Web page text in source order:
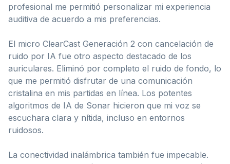
profesional me permitió personalizar mi experiencia
auditiva de acuerdo a mis preferencias.
El micro ClearCast Generación 2 con cancelación de
ruido por IA fue otro aspecto destacado de los
auriculares. Eliminó por completo el ruido de fondo, lo
que me permitió disfrutar de una comunicación
cristalina en mis partidas en línea. Los potentes
algoritmos de IA de Sonar hicieron que mi voz se
escuchara clara y nítida, incluso en entornos
ruidosos.
La conectividad inalámbrica también fue impecable.